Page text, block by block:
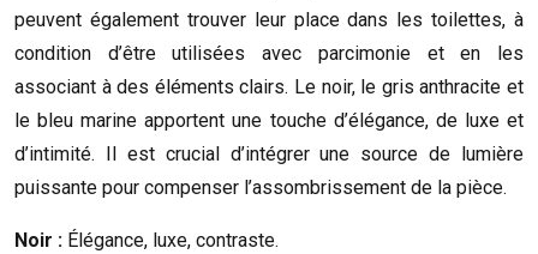
peuvent également trouver leur place dans les toilettes, à
condition d’être utilisées avec parcimonie et en les
associant à des éléments clairs. Le noir, le gris anthracite et
le bleu marine apportent une touche d’élégance, de luxe et
d’intimité. Il est crucial d’intégrer une source de lumière
puissante pour compenser l’assombrissement de la pièce.
Noir : Élégance, luxe, contraste.